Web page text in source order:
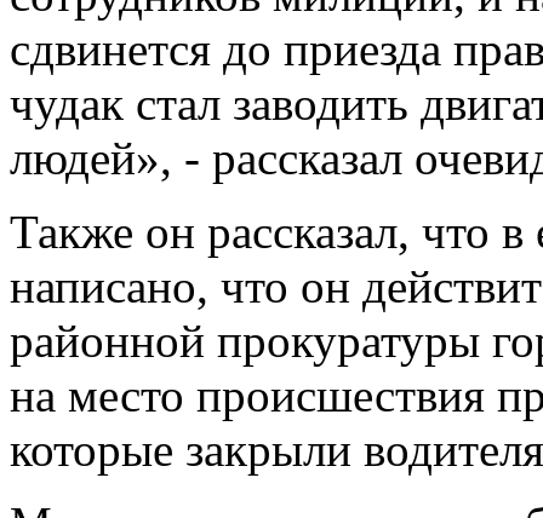
сдвинется до приезда
чудак стал заводить
людей», - рассказал
Также он рассказал, что
написано, что он
районной прокуратуры
на место происшествия
которые закрыли